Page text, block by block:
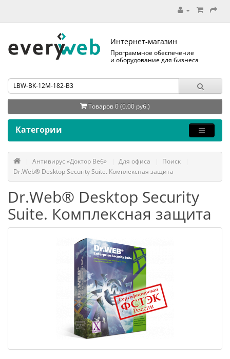
Интернет-магазин
Программное обеспечение
и оборудование для бизнеса
Товаров 0 (0.00 руб.)
Категории
Антивирус «Доктор Веб» Для офиса
Поиск
Dr.Web® Desktop Security Suite. Комплексная защита
Dr.Web® Desktop Security
Suite. Комплексная защита